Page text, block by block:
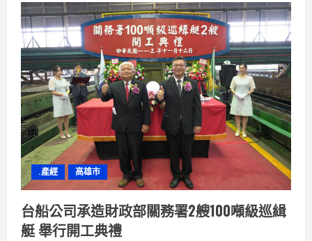
市
區
監
理
所
至
義
大
推
大
型
車
視
野
死
角
體
驗
課
程
提
升
學
生
.產經 高雄市
台船公司承造財政部關務署2艘100噸級巡緝
艇 舉行開工典禮